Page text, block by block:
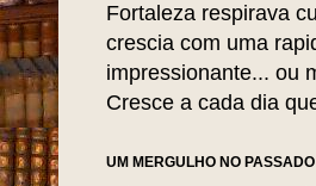
Fortaleza respirava
crescia com uma
impressionante... ou
Cresce a cada dia
UM MERGULHO NO PASSADO